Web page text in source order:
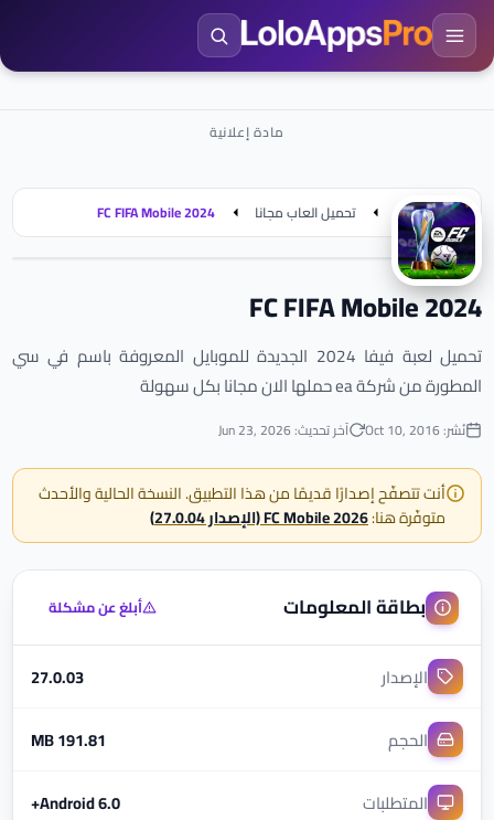
الرئيسية تحميل العاب مجانا FC FIFA Mobile 2024
FC FIFA Mobile 2024
تحميل لعبة فيفا 2024 الجديدة للموبايل المعروفة باسم في سي
المطورة من شركة ea حملها الان مجانا بكل سهولة
نُشر: Oct 10, 2016 آخر تحديث: Jun 23, 2026
أنت تتصفّح إصدارًا قديمًا من هذا التطبيق. النسخة الحالية والأحدث
متوفّرة هنا:FC Mobile 2026 (الإصدار 27.0.04)
بطاقة المعلومات أبلغ عن مشكلة
الإصدار 27.0.03
الحجم 191.81 MB
المتطلبات Android 6.0+